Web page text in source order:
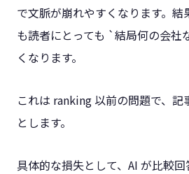
で文脈が崩れやすくなります。結
も読者にとっても `結局何の会社
くなります。
これは ranking 以前の問題で、
とします。
具体的な損失として、AI が比較